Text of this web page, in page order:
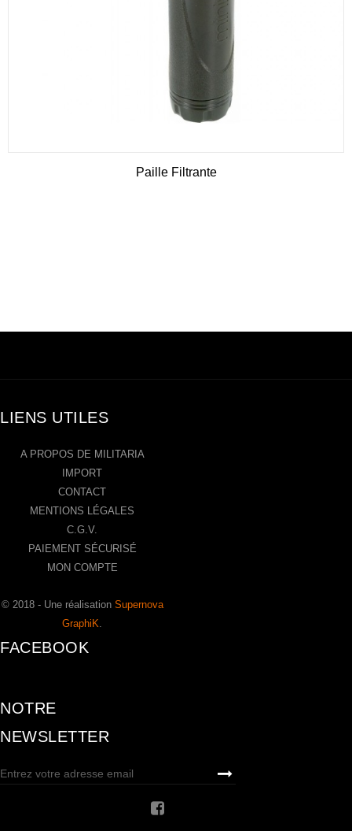
Paille Filtrante
LIENS UTILES
A PROPOS DE MILITARIA
IMPORT
CONTACT
MENTIONS LÉGALES
C.G.V.
PAIEMENT SÉCURISÉ
MON COMPTE
© 2018 - Une réalisation Supernova
GraphiK
FACEBOOK
NOTRE
NEWSLETTER